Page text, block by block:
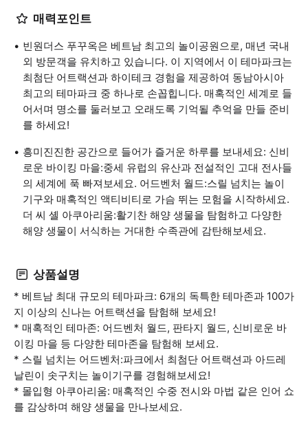
매력포인트
빈원더스 푸꾸옥은 베트남 최고의 놀이공원으로, 매년 국내
외 방문객을 유치하고 있습니다. 이 지역에서 이 테마파크는
최첨단 어트랙션과 하이테크 경험을 제공하여 동남아시아
최고의 테마파크 중 하나로 손꼽힙니다. 매혹적인 세계로 들
어서며 명소를 둘러보고 오래도록 기억될 추억을 만들 준비
를 하세요!
흥미진진한 공간으로 들어가 즐거운 하루를 보내세요: 신비
로운 바이킹 마을:중세 유럽의 유산과 전설적인 고대 전사들
의 세계에 푹 빠져보세요. 어드벤처 월드:스릴 넘치는 놀이
기구와 매혹적인 액티비티로 가슴 뛰는 모험을 시작하세요.
더 씨 셸 아쿠아리움:활기찬 해양 생물을 탐험하고 다양한
해양 생물이 서식하는 거대한 수족관에 감탄해보세요.
상품설명
* 베트남 최대 규모의 테마파크: 6개의 독특한 테마존과 100가
지 이상의 신나는 어트랙션을 탐험해 보세요!
* 매혹적인 테마존: 어드벤처 월드, 판타지 월드, 신비로운 바
이킹 마을 등 다양한 테마존을 탐험해 보세요.
* 스릴 넘치는 어드벤처:파크에서 최첨단 어트랙션과 아드레
날린이 솟구치는 놀이기구를 경험해보세요!
* 몰입형 아쿠아리움: 매혹적인 수중 전시와 마법 같은 인어 쇼
를 감상하며 해양 생물을 만나보세요.